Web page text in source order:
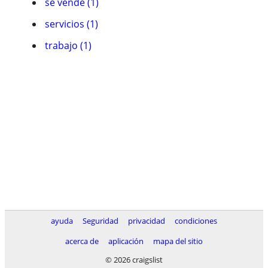
servicios (1)
trabajo (1)
ayuda Seguridad privacidad
condiciones
acerca de
aplicación
mapa del sitio
© 2026 craigslist